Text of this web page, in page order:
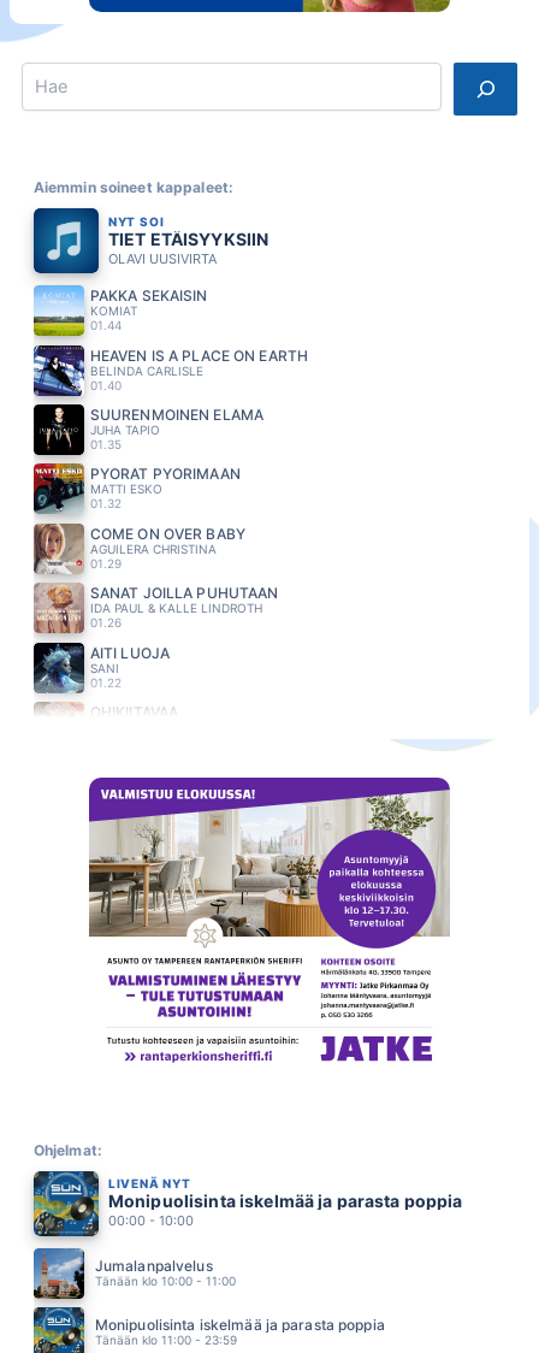
Search
Aiemmin soineet kappaleet:
NYT SOI
TIET ETÄISYYKSIIN
OLAVI UUSIVIRTA
PAKKA SEKAISIN
KOMIAT
01.44
HEAVEN IS A PLACE ON EARTH
BELINDA CARLISLE
01.40
SUURENMOINEN ELÄMÄ
JUHA TAPIO
01.35
PYÖRÄT PYÖRIMÄÄN
MATTI ESKO
01.32
COME ON OVER BABY
AGUILERA CHRISTINA
01.29
SANAT JOILLA PUHUTAAN
IDA PAUL & KALLE LINDROTH
01.26
ÄITI LUOJA
SANI
01.22
OHIKIITÄVÄÄ
ERIN
01.15
HAVE YOU EVER REALLY LOVED A WOMAN
BRYAN ADAMS
01.10
OLKINAINEN
MILJOONASADE
01.06
PALJON SANOMATTA JAA
JUKKA KUOPPAMÄKI
01.02
LET S STICK TOGETHER
BRYAN FERRY
00.58
ARTTU WISKARI
00.52
SUN TAYTYY MENNA
NELJÄ RUUSUA
00.48
JANNE TULKKI
00.45
MEIJU SUVAS
00.41
Ohjelmat:
LIVENÄ NYT
Monipuolisinta iskelmää ja parasta poppia
00:00 - 10:00
Jumalanpalvelus
Tänään klo 10:00 - 11:00
Monipuolisinta iskelmää ja parasta poppia
Tänään klo 11:00 - 23:59